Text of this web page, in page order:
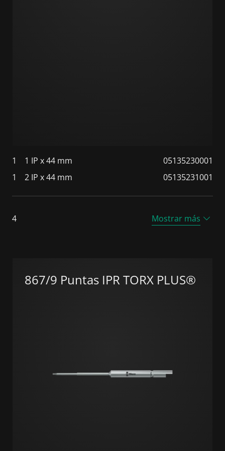
1 1 IP x 44 mm
05135230001
1
2 IP x 44 mm 05135231001
4 Mostrar más
867/9 Puntas IPR TORX PLUS®